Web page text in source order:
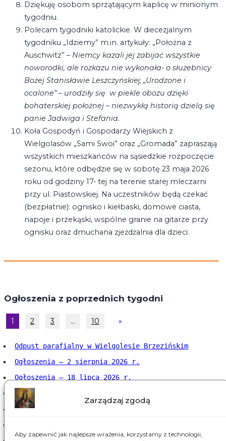
Zarządzaj zgodą
Aby zapewnić jak najlepsze wrażenia, korzystamy z technologii,
Dziękuję osobom sprzątającym kaplicę w minionym
tygodniu.
Polecam tygodniki katolickie. W diecezjalnym
tygodniku „Idziemy” m.in. artykuły: „Położna z
Auschwitz” – Niemcy kazali jej zabijać wszystkie
noworodki, ale rozkazu nie wykonała- o służebnicy
Bożej Stanisławie Leszczyńskiej; „Urodzone i
ocalone” – urodziły się w piekle obozu dzięki
bohaterskiej położnej – niezwykłą historią dzielą się
panie Jadwiga i Stefania.
Koła Gospodyń i Gospodarzy Wiejskich z
Wielgolasów „Sami Swoi” oraz „Gromada” zapraszają
wszystkich mieszkańców na sąsiedzkie rozpoczęcie
sezonu, które odbędzie się w sobotę 23 maja 2026
roku od godziny 17- tej na terenie starej mleczarni
przy ul. Piastowskiej. Na uczestników będą czekać
(bezpłatnie): ognisko i kiełbaski, domowe ciasta,
napoje i przekąski, wspólne granie na gitarze przy
ognisku oraz dmuchana zjeżdżalnia dla dzieci.
Ogłoszenia z poprzednich tygodni
1 2 3 … 10 »
Odpust parafialny w Wielgolesie Brzezińskim
Ogłoszenia – 2 sierpnia 2026 r.
Ogłoszenia – 18 lipca 2026 r.
Ogłoszenia – 12 lipca 2026 r.
Ogłoszenia – 5 lipca 2026 r.